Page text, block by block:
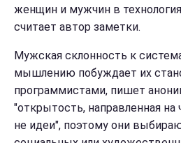
женщин и мужчин в
считает автор заметки.
Мужская склонность к
мышлению побуждает их
программистами, пишет
"открытость, направленная на
не идеи", поэтому они